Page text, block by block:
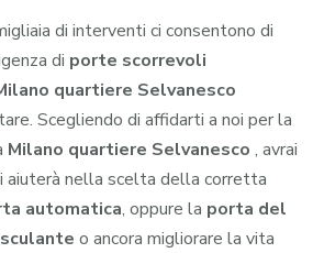
di interventi ci consentono di
di porte scorrevoli
quartiere Selvanesco
Scegliendo di affidarti a noi per la
Milano quartiere Selvanesco, avrai
aiuterà nella scelta della corretta
automatica, oppure la porta del
o ancora migliorare la vita